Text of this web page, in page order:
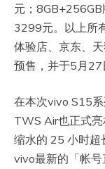
元；
3299元。以上所
体验店、京东、
预售，并于5月27
在本次vivo S15
TWS Air也正式
缩水的 25 小时超
vivo最新的「帐